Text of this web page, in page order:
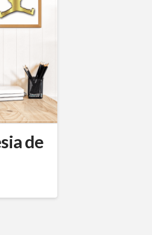
5.00
de